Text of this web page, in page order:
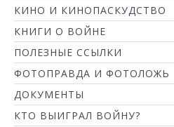
КИНО И КИНОПАСКУДСТВО
КНИГИ О ВОЙНЕ
ПОЛЕЗНЫЕ ССЫЛКИ
ФОТОПРАВДА И ФОТОЛОЖЬ
ДОКУМЕНТЫ
КТО ВЫИГРАЛ ВОЙНУ?